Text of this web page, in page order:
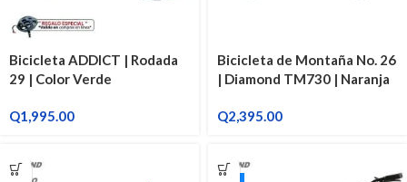
Bicicleta ADDICT | Rodada
29 | Color Verde
Q1,995.00
Bicicleta de Montaña No. 26
| Diamond TM730 | Naranja
Q2,395.00